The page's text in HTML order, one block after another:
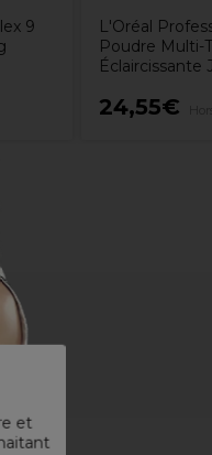
et
9
L'Oréal
Poudre Multi-
Éclaircissante
24,55€